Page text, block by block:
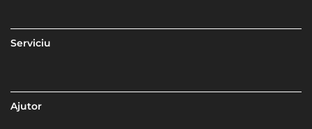
Serviciu
Ajutor